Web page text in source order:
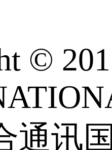
©
通讯